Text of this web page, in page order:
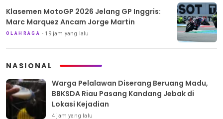
Klasemen MotoGP 2026 Jelang GP Inggris:
Marc Marquez Ancam Jorge Martin
OLAHRAGA 19 jam yang lalu
NASIONAL
Warga Pelalawan Diserang Beruang Madu,
BBKSDA Riau Pasang Kandang Jebak di
Lokasi Kejadian
4 jam yang lalu